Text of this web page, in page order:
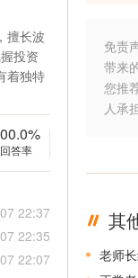
擅长波
投资
着独特
回答率
22:37
22:35
22:07
免责
带来
您推
人承
其
老师